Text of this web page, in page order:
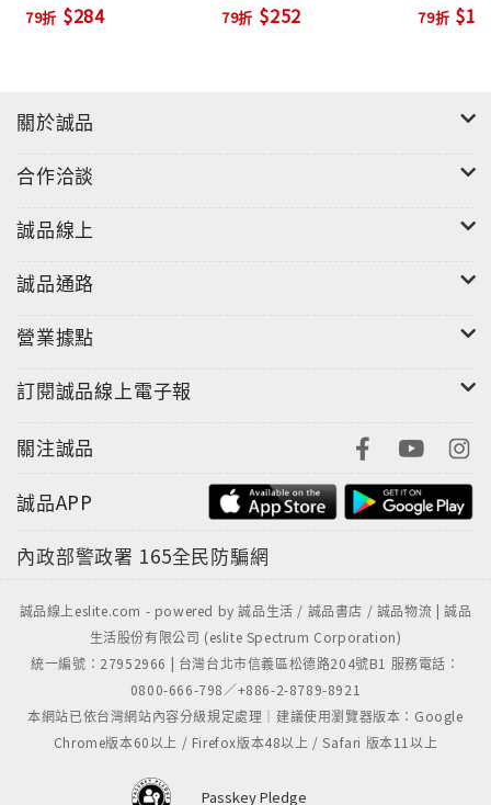
79折 $284 79折 $252 79折
關於誠品
合作洽談
誠品線上
誠品通路
營業據點
訂閱誠品線上電子報
關注誠品
誠品APP
內政部警政署 165全民防騙網
誠品線上eslite.com - powered by 誠品生活 / 誠品書店 / 誠品物流 | 誠品
生活股份有限公司 (eslite Spectrum Corporation)
統一編號：27952966 | 台灣台北市信義區松德路204號B1 服務電話：
0800-666-798／+886-2-8789-8921
本網站已依台灣網站內容分級規定處理｜建議使用瀏覽器版本：Google
Chrome版本60以上 / Firefox版本48以上 / Safari 版本11以上
Passkey Pledge